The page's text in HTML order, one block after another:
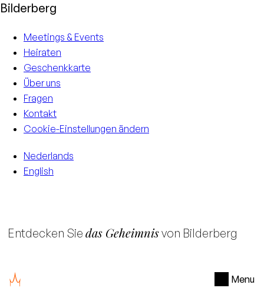
Menu
Bilderberg
Meetings & Events
Heiraten
Geschenkkarte
Über uns
Fragen
Kontakt
Cookie-Einstellungen ändern
Nederlands
English
Entdecken Sie das Geheimnisvon Bilderberg